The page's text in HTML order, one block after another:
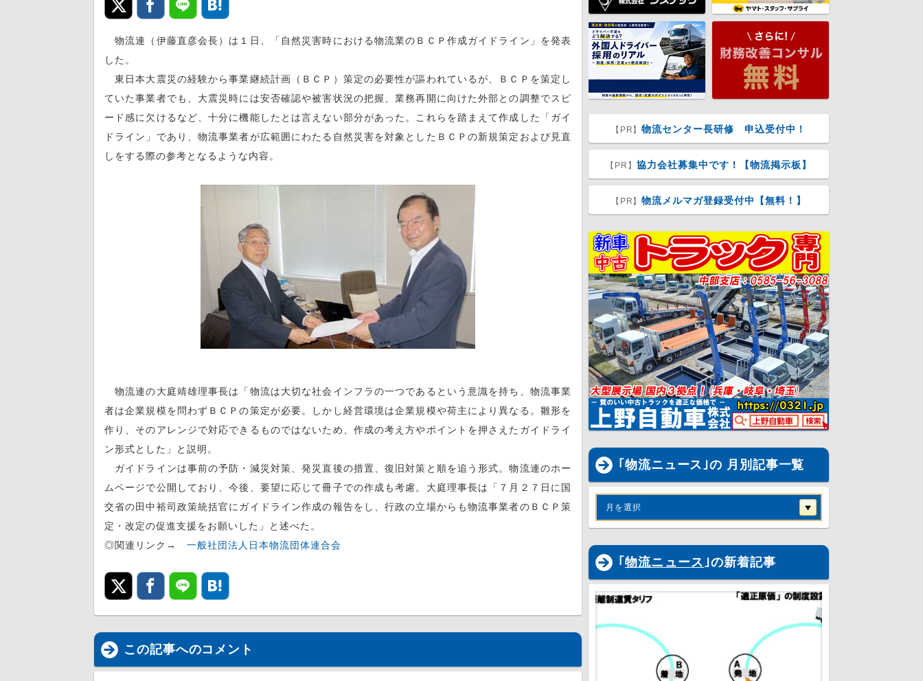
物流連（伊藤直彦会長）は１日、「自然災害時における物流業のＢＣＰ作成ガイドライン」を発表
した。
東日本大震災の経験から事業継続計画（ＢＣＰ）策定の必要性が謳われているが、ＢＣＰを策定し
ていた事業者でも、大震災時には安否確認や被害状況の把握、業務再開に向けた外部との調整でスピ
ード感に欠けるなど、十分に機能したとは言えない部分があった。これらを踏まえて作成した「ガイ
ドライン」であり、物流事業者が広範囲にわたる自然災害を対象としたＢＣＰの新規策定および見直
しをする際の参考となるような内容。
物流連の大庭靖雄理事長は「物流は大切な社会インフラの一つであるという意識を持ち、物流事業
者は企業規模を問わずＢＣＰの策定が必要。しかし経営環境は企業規模や荷主により異なる。雛形を
作り、そのアレンジで対応できるものではないため、作成の考え方やポイントを押さえたガイドライ
ン形式とした」と説明。
ガイドラインは事前の予防・減災対策、発災直後の措置、復旧対策と順を追う形式。物流連のホー
ムページで公開しており、今後、要望に応じて冊子での作成も考慮。大庭理事長は「７月２７日に国
交省の田中裕司政策統括官にガイドライン作成の報告をし、行政の立場からも物流事業者のＢＣＰ策
定・改定の促進支援をお願いした」と述べた。
◎関連リンク→ 一般社団法人日本物流団体連合会
この記事へのコメント
【PR】物流センター長研修 申込受付中！
【PR】 協力会社募集中です！【物流掲示板】
【PR】物流メルマガ登録受付中【無料！】
｢物流ニュース｣の 月別記事一覧
月を選択
｢ 物流ニュース ｣の新着記事